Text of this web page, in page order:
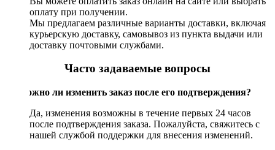
оплату при получении.
Мы предлагаем различные варианты доставки, включая
курьерскую доставку, самовывоз из пункта выдачи или
доставку почтовыми службами.
Часто задаваемые вопросы
Возможно ли изменить заказ после его подтверждения?
Да, изменения возможны в течение первых 24 часов
после подтверждения заказа. Пожалуйста, свяжитесь с
нашей службой поддержки для внесения изменений.